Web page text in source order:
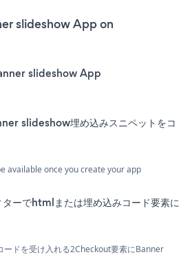
slideshow App on
slideshow App
slideshow埋め込みスニペットをコ
available once you create your app
ーでhtmlまたは埋め込みコード要素に
ードを受け入れる2Checkout要素にBanner